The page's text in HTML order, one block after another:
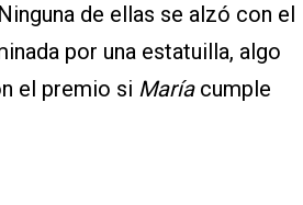
de ellas se alzó con el
por una estatuilla, algo
el premio si María cumple